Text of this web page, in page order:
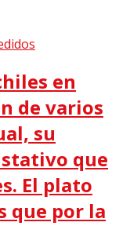
en
de varios
su
que
El plato
que por la